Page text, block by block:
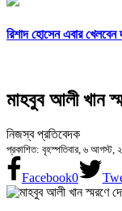
রিশাদ হোসেন এবার খেলবেন
মাহবুব আলী খান
নিজস্ব প্রতিবেদক
প্রকাশিত: বৃহস্পতিবার, ৬
Facebook0